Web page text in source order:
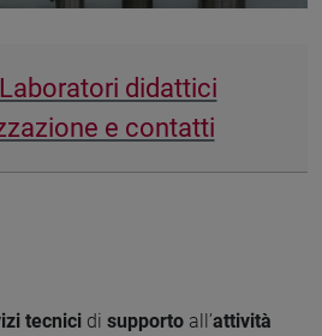
Laboratori didattici
e contatti
tecnici di supporto all’attività